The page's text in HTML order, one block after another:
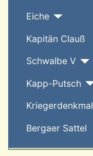
Eiche
Kapitän Clauß
Schwalbe V
Kapp-Putsch
Kriegerdenkmal
Bergaer Sattel